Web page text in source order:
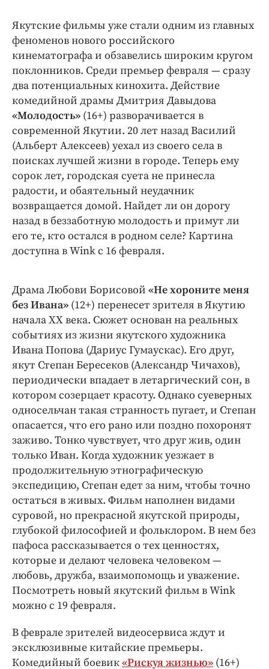
Якутские фильмы уже стали одним из главных
феноменов нового российского
кинематографа и обзавелись широким кругом
поклонников. Среди премьер февраля — сразу
два потенциальных кинохита. Действие
комедийной драмы Дмитрия Давыдова
«Молодость» (16+) разворачивается в
современной Якутии. 20 лет назад Василий
(Альберт Алексеев) уехал из своего села в
поисках лучшей жизни в городе. Теперь ему
сорок лет, городская суета не принесла
радости, и обаятельный неудачник
возвращается домой. Найдет ли он дорогу
назад в беззаботную молодость и примут ли
его те, кто остался в родном селе? Картина
доступна в Wink с 16 февраля.
Драма Любови Борисовой «Не хороните меня
без Ивана» (12+) перенесет зрителя в Якутию
начала XX века. Сюжет основан на реальных
событиях из жизни якутского художника
Ивана Попова (Дариус Гумаускас). Его друг,
якут Степан Бересеков (Александр Чичахов),
периодически впадает в летаргический сон, в
котором созерцает красоту. Однако суеверных
односельчан такая странность пугает, и Степан
опасается, что его рано или поздно похоронят
заживо. Тонко чувствует, что друг жив, один
только Иван. Когда художник уезжает в
продолжительную этнографическую
экспедицию, Степан едет за ним, чтобы точно
остаться в живых. Фильм наполнен видами
суровой, но прекрасной якутской природы,
глубокой философией и фольклором. В нем без
пафоса рассказывается о тех ценностях,
которые и делают человека человеком —
любовь, дружба, взаимопомощь и уважение.
Посмотреть новый якутский фильм в Wink
можно с 19 февраля.
В феврале зрителей видеосервиса ждут и
эксклюзивные китайские премьеры.
Комедийный боевик«Рискуя жизнью» (16+)